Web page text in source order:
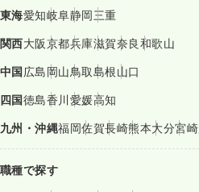
東海愛知岐阜静岡三重
関西大阪京都兵庫滋賀奈良和歌山
中国広島岡山鳥取島根山口
四国徳島香川愛媛高知
九州・沖縄福岡佐賀長崎熊本大分宮崎
職種で探す